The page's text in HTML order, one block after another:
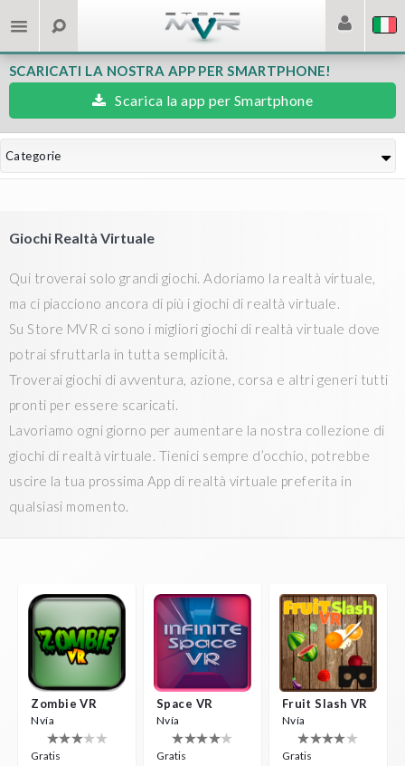
SCARICATI LA NOSTRA APP PER SMARTPHONE!
Scarica la app per Smartphone
Categorie
Giochi Realtà Virtuale
Qui troverai solo grandi giochi. Adoriamo la realtà virtuale,
ma ci piacciono ancora di più i giochi di realtà virtuale.
Su Store MVR ci sono i migliori giochi di realtà virtuale dove
potrai sfruttarla in tutta semplicità.
Troverai giochi di avventura, azione, corsa e altri generi tutti
pronti per essere scaricati.
Lavoriamo ogni giorno per aumentare la nostra collezione di
giochi di realtà virtuale. Tienici sempre d’occhio, potrebbe
uscire la tua prossima App di realtà virtuale preferita in
qualsiasi momento.
Zombie VR
Nvía
Gratis
Space VR
Nvía
Gratis
Fruit Slash VR
Nvía
Gratis